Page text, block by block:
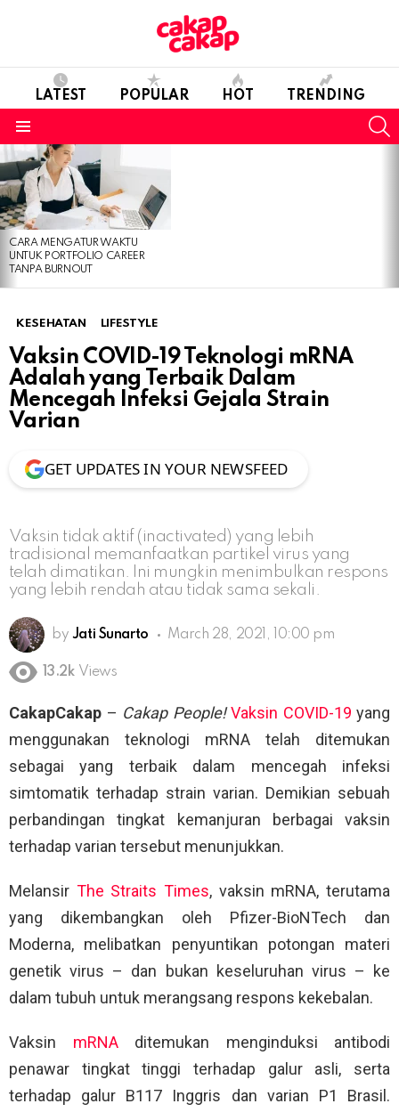
LATEST POPULAR HOT TRENDING
LATEST
STORIES
CARA MENGATUR WAKTU
UNTUK PORTFOLIO CAREER
TANPA BURNOUT
KESEHATAN LIFESTYLE
Vaksin COVID-19 Teknologi mRNA
Adalah yang Terbaik Dalam
Mencegah Infeksi Gejala Strain
Varian
GET UPDATES IN YOUR NEWSFEED
Vaksin tidak aktif (inactivated) yang lebih
tradisional memanfaatkan partikel virus yang
telah dimatikan. Ini mungkin menimbulkan respons
yang lebih rendah atau tidak sama sekali.
by Jati Sunarto March 28, 2021, 10:00 pm
13.2k Views
CakapCakap – Cakap People!Vaksin COVID-19 yang
menggunakan teknologi mRNA telah ditemukan
sebagai yang terbaik dalam mencegah infeksi
simtomatik terhadap strain varian. Demikian sebuah
perbandingan tingkat kemanjuran berbagai vaksin
terhadap varian tersebut menunjukkan.
Melansir The Straits Times, vaksin mRNA, terutama
yang dikembangkan oleh Pfizer-BioNTech dan
Moderna, melibatkan penyuntikan potongan materi
genetik virus – dan bukan keseluruhan virus – ke
dalam tubuh untuk merangsang respons kekebalan.
Vaksin mRNAditemukan menginduksi antibodi
penawar tingkat tinggi terhadap galur asli, serta
terhadap galur B117 Inggris dan varian P1 Brasil.